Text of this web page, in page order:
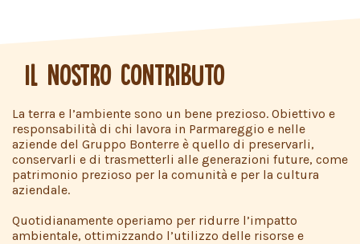
IL NOSTRO CONTRIBUTO
La terra e l’ambiente sono un bene prezioso. Obiettivo e
responsabilità di chi lavora in Parmareggio e nelle
aziende del Gruppo Bonterre è quello di preservarli,
conservarli e di trasmetterli alle generazioni future, come
patrimonio prezioso per la comunità e per la cultura
aziendale.
Quotidianamente operiamo per ridurre l’impatto
ambientale, ottimizzando l’utilizzo delle risorse e